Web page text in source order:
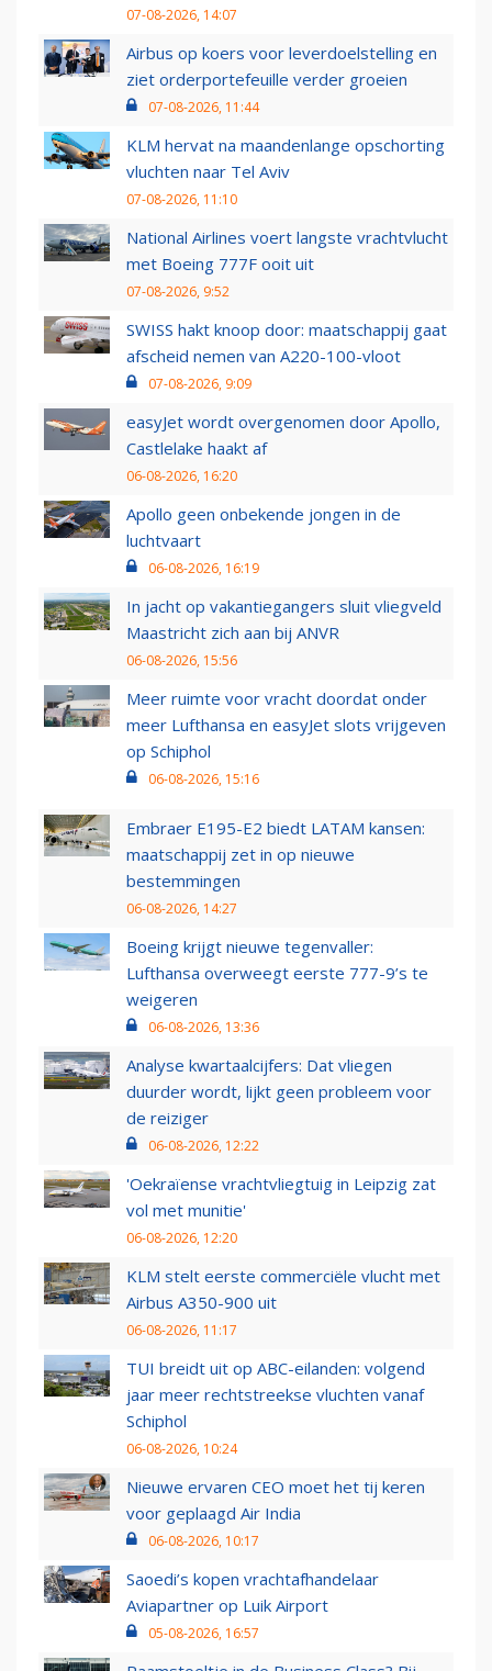
07-08-2026, 14:07
Airbus op koers voor leverdoelstelling en
ziet orderportefeuille verder groeien
07-08-2026, 11:44
KLM hervat na maandenlange opschorting
vluchten naar Tel Aviv
07-08-2026, 11:10
National Airlines voert langste vrachtvlucht
met Boeing 777F ooit uit
07-08-2026, 9:52
SWISS hakt knoop door: maatschappij gaat
afscheid nemen van A220-100-vloot
07-08-2026, 9:09
easyJet wordt overgenomen door Apollo,
Castlelake haakt af
06-08-2026, 16:20
Apollo geen onbekende jongen in de
luchtvaart
06-08-2026, 16:19
In jacht op vakantiegangers sluit vliegveld
Maastricht zich aan bij ANVR
06-08-2026, 15:56
Meer ruimte voor vracht doordat onder
meer Lufthansa en easyJet slots vrijgeven
op Schiphol
06-08-2026, 15:16
Embraer E195-E2 biedt LATAM kansen:
maatschappij zet in op nieuwe
bestemmingen
06-08-2026, 14:27
Boeing krijgt nieuwe tegenvaller:
Lufthansa overweegt eerste 777-9’s te
weigeren
06-08-2026, 13:36
Analyse kwartaalcijfers: Dat vliegen
duurder wordt, lijkt geen probleem voor
de reiziger
06-08-2026, 12:22
'Oekraïense vrachtvliegtuig in Leipzig zat
vol met munitie'
06-08-2026, 12:20
KLM stelt eerste commerciële vlucht met
Airbus A350-900 uit
06-08-2026, 11:17
TUI breidt uit op ABC-eilanden: volgend
jaar meer rechtstreekse vluchten vanaf
Schiphol
06-08-2026, 10:24
Nieuwe ervaren CEO moet het tij keren
voor geplaagd Air India
06-08-2026, 10:17
Saoedi’s kopen vrachtafhandelaar
Aviapartner op Luik Airport
05-08-2026, 16:57